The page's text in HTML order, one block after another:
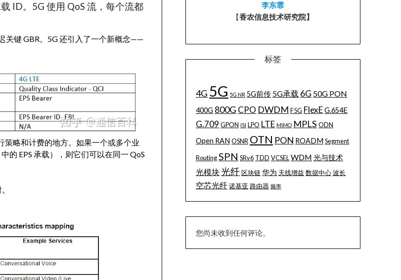
ID。5G 使用 QoS 流，每个流都
关键 GBR。5G 还引入了一个新概念——
策略和计费的地方。如果一个或多个业
的 EPS 承载），则它们可以在同一 QoS
李东霏
【香农信息技术研究院】
标签
4G 5G 5G NR 5G前传 5G承载 6G 50G PON
400G 800G CPO DWDM F5G FlexEG.654E
G.709 GPON ISI LPO LTE MIMO MPLS ODN
Open RAN OSNR OTN PON ROADM Segment
RoutingSPN SRv6 TDD VCSELWDM 光与技术
光模块光纤区块链华为 天线增益 数据中心波长
空芯光纤诺基亚 路由器 频率
您尚未收到任何评论。